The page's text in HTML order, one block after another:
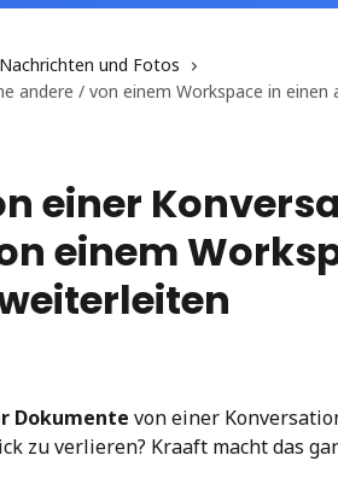
Nachrichten und Fotos
andere / von einem Workspace in einen
einer
einem
Dokumente von einer
zu verlieren? Kraaft macht das